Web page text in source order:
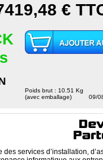
€
Poids brut : 10.51 Kg
(avec emballage)
09/
services d’installation,